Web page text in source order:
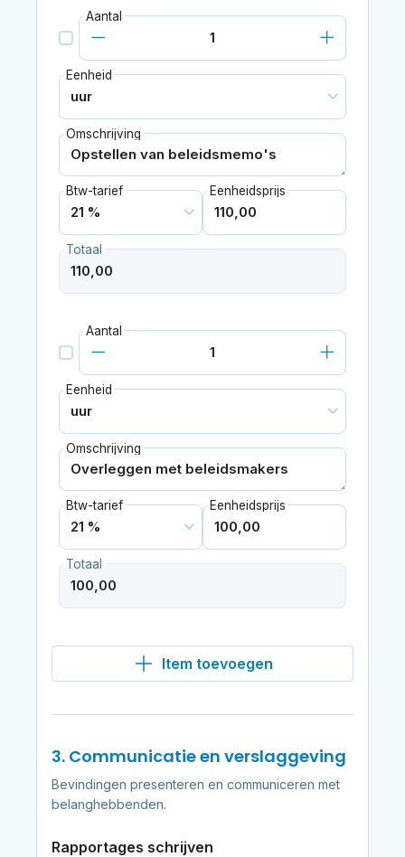
Aantal
Eenheid
Omschrijving
Btw-tarief Eenheidsprijs
Totaal
Aantal
Eenheid
Omschrijving
Btw-tarief Eenheidsprijs
Totaal
Item toevoegen
3. Communicatie en verslaggeving
Bevindingen presenteren en communiceren met
belanghebbenden.
Rapportages schrijven